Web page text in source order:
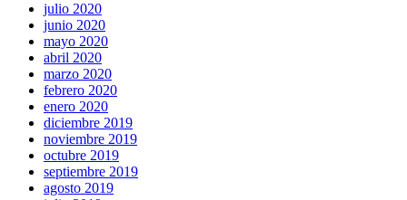
julio 2020
junio 2020
mayo 2020
abril 2020
marzo 2020
febrero 2020
enero 2020
diciembre 2019
noviembre 2019
octubre 2019
septiembre 2019
agosto 2019